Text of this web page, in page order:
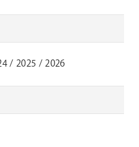
/ 2025 / 2026